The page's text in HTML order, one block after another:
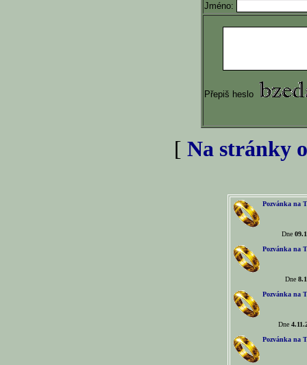
Jméno:
Přepiš heslo
[ Na stránky
Pozvánka na
Dne
Pozvánka na
Dne
Pozvánka na
Dne
Pozvánka na